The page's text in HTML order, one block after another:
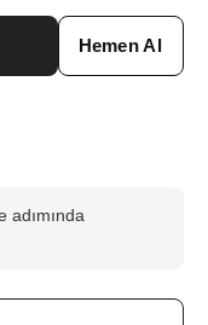
Hemen Al
adımında